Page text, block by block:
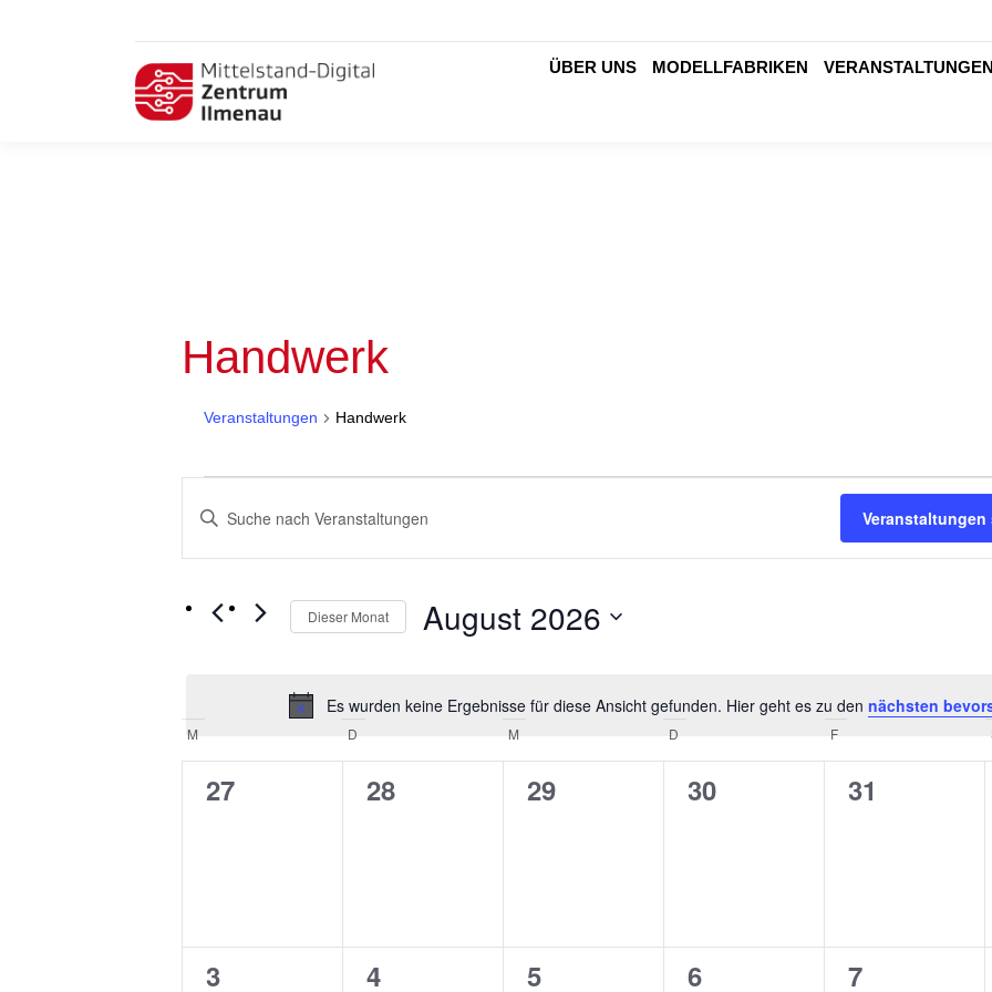
ÜBER UNS MODELLFABRIKEN VERANSTALTUNGEN
Handwerk
Veranstaltungen Handwerk
Hinweis
Es wurden keine Ergebnisse für diese Ansicht gefunden. Hier geht es zu den nächsten
Suche
und
Ansichten,
Navigation
Bitte
Schlüsselwort
Veranstaltungen
Schlüsselwort.
Veranstaltungen
Dieser Monat August 2026
Kalender
von
Veranstaltungen
M D M D FFREITAG
0
27
0
28
0
29
0
30
0
31
0
3
0
4
0
5
0
6
0
7